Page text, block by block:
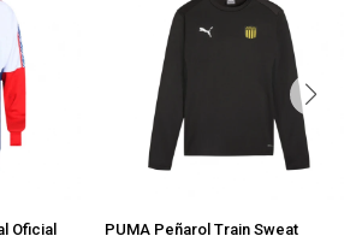
Oficial
PUMA Peñarol Train Sweat